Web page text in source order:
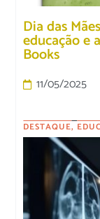
Dia das
educação e
Books
11/05/2025
DESTAQUE,